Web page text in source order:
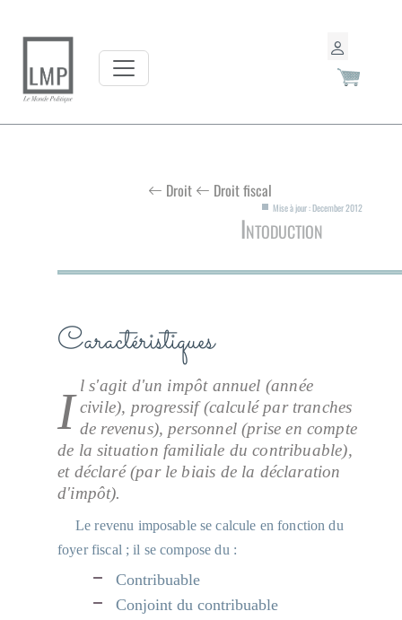
Droit Droit fiscal
Mise à jour : December 2012
Intoduction
Caractéristiques
I l s'agit d'un impôt annuel (année
civile), progressif (calculé par tranches
de revenus), personnel (prise en compte
de la situation familiale du contribuable),
et déclaré (par le biais de la déclaration
d'impôt).
Le revenu imposable se calcule en fonction du
foyer fiscal ; il se compose du :
Contribuable
Conjoint du contribuable